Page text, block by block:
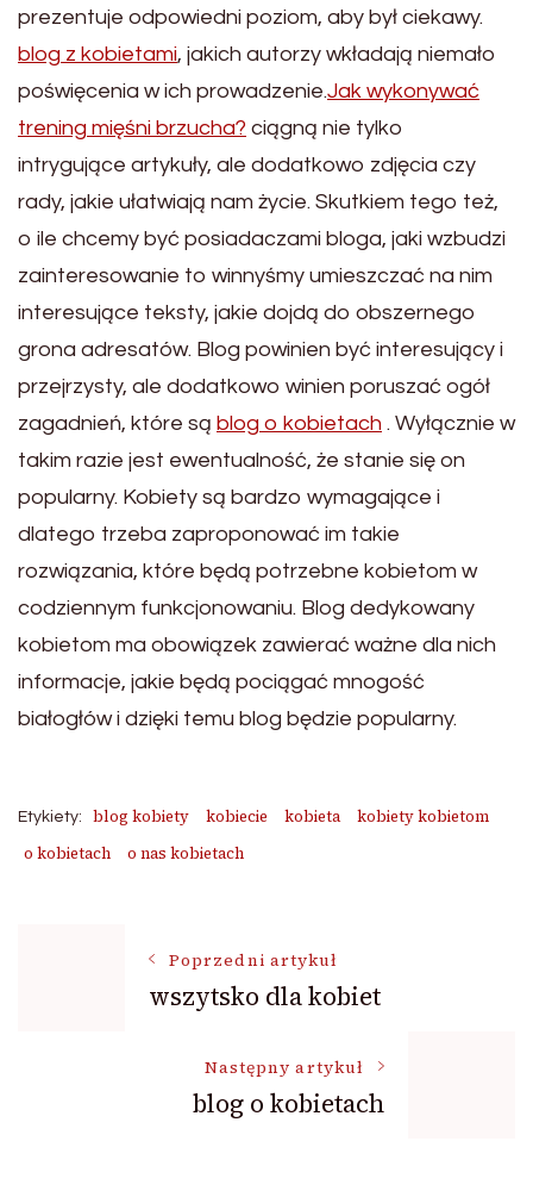
prezentuje odpowiedni poziom, aby był ciekawy.
blog z kobietami, jakich autorzy wkładają niemało
poświęcenia w ich prowadzenie.Jak wykonywać
trening mięśni brzucha? ciągną nie tylko
intrygujące artykuły, ale dodatkowo zdjęcia czy
rady, jakie ułatwiają nam życie. Skutkiem tego też,
o ile chcemy być posiadaczami bloga, jaki wzbudzi
zainteresowanie to winnyśmy umieszczać na nim
interesujące teksty, jakie dojdą do obszernego
grona adresatów. Blog powinien być interesujący i
przejrzysty, ale dodatkowo winien poruszać ogół
zagadnień, które są blog o kobietach . Wyłącznie w
takim razie jest ewentualność, że stanie się on
popularny. Kobiety są bardzo wymagające i
dlatego trzeba zaproponować im takie
rozwiązania, które będą potrzebne kobietom w
codziennym funkcjonowaniu. Blog dedykowany
kobietom ma obowiązek zawierać ważne dla nich
informacje, jakie będą pociągać mnogość
białogłów i dzięki temu blog będzie popularny.
Etykiety: blog kobiety kobiecie kobieta
kobiety kobietom
o kobietach
o nas kobietach
NawigacjaPoprzedni artykuł
wszytsko dla kobiet
Następny artykuł
blog o kobietach